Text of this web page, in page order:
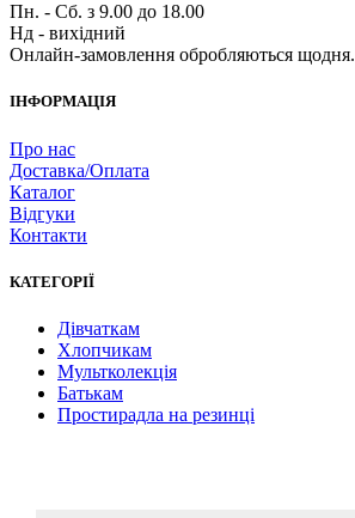
Пн. - Сб. з 9.00 до 18.00
Нд - вихідний
Онлайн-замовлення обробляються щодня.
ІНФОРМАЦІЯ
Про нас
Доставка/Оплата
Каталог
Відгуки
Контакти
КАТЕГОРІЇ
Дівчаткам
Хлопчикам
Мультколекція
Батькам
Простирадла на резинці